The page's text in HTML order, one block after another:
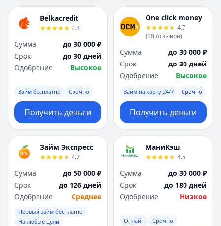
Belkacredit
4.8
Сумма
до 30 000 ₽
Срок
до 30 дней
Одобрение
Высокое
Займ бесплатно Срочно
Получить деньги
One click money
4.7
(18отзывов)
Сумма
до 30 000 ₽
Срок
до 30 дней
Одобрение
Высокое
Займ на карту 24/7 Срочно
Получить деньги
Займ Экспресс
4.7
Сумма
до 50 000 ₽
Срок
до 126 дней
Одобрение
Среднее
Первый займ бесплатно
На любые цели
МаниКэш
4.5
Сумма
до 30 000 ₽
Срок
до 180 дней
Одобрение
Низкое
Онлайн Срочно